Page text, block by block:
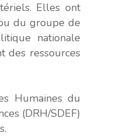
Elles ont
du groupe de
nationale
des ressources
Humaines du
(DRH/SDEF)